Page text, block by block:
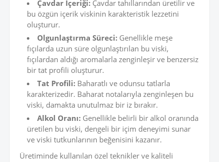
Çavdar İçeriği: Çavdar tahıllarından üretilir ve
bu özgün içerik viskinin karakteristik lezzetini
oluşturur.
Olgunlaştırma Süreci: Genellikle meşe
fıçılarda uzun süre olgunlaştırılan bu viski,
fıçılardan aldığı aromalarla zenginleşir ve benzersiz
bir tat profili oluşturur.
Tat Profili: Baharatlı ve odunsu tatlarla
karakterizedir. Baharat notalarıyla zenginleşen bu
viski, damakta unutulmaz bir iz bırakır.
Alkol Oranı: Genellikle belirli bir alkol oranında
üretilen bu viski, dengeli bir içim deneyimi sunar
ve viski tutkunlarının beğenisini kazanır.
Üretiminde kullanılan özel teknikler ve kaliteli